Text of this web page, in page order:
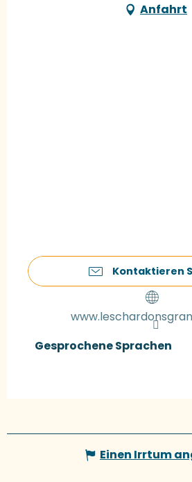
Anfahrt
Kontaktieren
Gesprochene Sprachen
Gesprochene Sprachen
Einen Irrtum